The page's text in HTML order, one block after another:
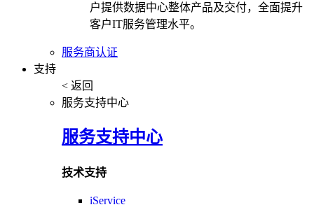
户提供数据中心整体产品及交付，全面提升
客户IT服务管理水平。
服务商认证
支持
< 返回
服务支持中心
服务支持中心
技术支持
iService